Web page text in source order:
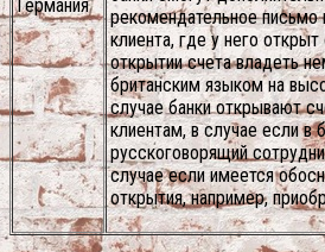
Германия
рекомендательное письмо
клиента, где у него
открытии счета владеть
британским языком на
случае банки открывают
клиентам, в случае если в
русскоговорящий
случае если имеется
открытия, например,